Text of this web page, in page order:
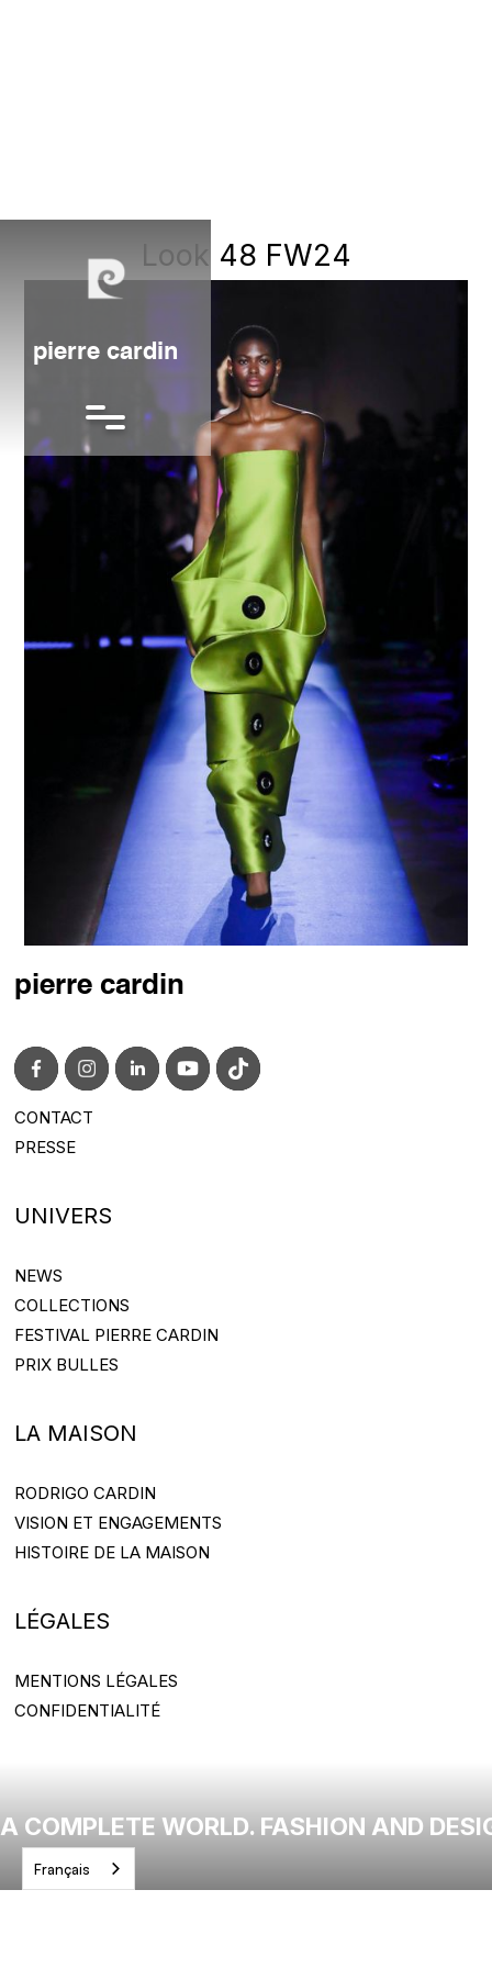
pierre cardin
Look 48 FW24
pierre cardin
CONTACT
CONTACT@PIERRECARDIN.COM
PRESSE
UNIVERS
NEWS
NEWS
COLLECTIONS
COLLECTIONS
FESTIVAL PIERRE CARDIN
FESTIVAL PIERRE CARDIN
PRIX BULLES
LA MAISON
RODRIGO CARDIN
RODRIGO CARDIN
VISION ET ENGAGEMENTS
VISION ET ENGAGEMENTS
HISTOIRE DE LA MAISON
LÉGALES
MENTIONS LÉGALES
MENTIONS LÉGALES
CONFIDENTIALITÉ
A COMPLETE WORLD. FASHION AND
Français